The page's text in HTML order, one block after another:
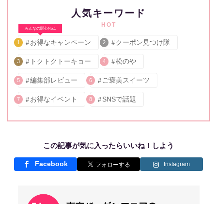
人気キーワード
HOT
みんなの関心No.1
1 お得なキャンペーン 2 クーポン見つけ隊
3 トクトクトーキョー 4 松のや
5 編集部レビュー 6 ご褒美スイーツ
7 お得なイベント 8 SNSで話題
この記事が気に入ったらいいね！しよう
Facebook Instagram